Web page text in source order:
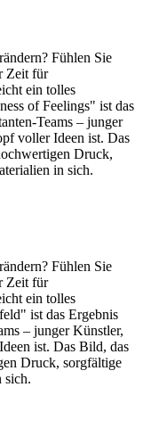
Fühlen Sie
Zeit für
ein tolles
of Feelings" ist das
Teams – junger
voller Ideen ist. Das
Druck,
in sich.
Fühlen Sie
Zeit für
ein tolles
ist das Ergebnis
– junger Künstler,
ist. Das Bild, das
Druck, sorgfältige
sich.